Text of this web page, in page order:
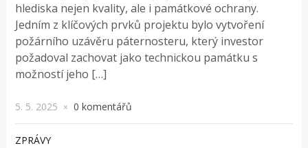
hlediska nejen kvality, ale i památkové ochrany.
Jedním z klíčových prvků projektu bylo vytvoření
požárního uzávěru páternosteru, který investor
požadoval zachovat jako technickou památku s
možností jeho […]
5. 5. 2025 × 0 komentářů
ZPRÁVY